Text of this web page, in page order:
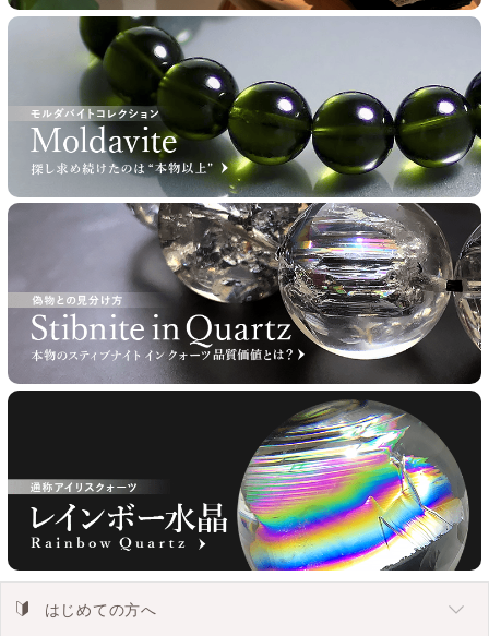
はじめての方へ